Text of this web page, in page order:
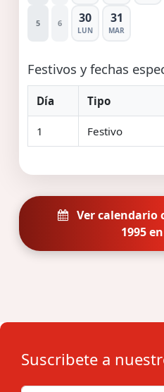
5 6 30
LUN
31
MAR
Festivos y fechas
Día Tipo
1 Festivo
Ver calendario
1995
Suscribete a